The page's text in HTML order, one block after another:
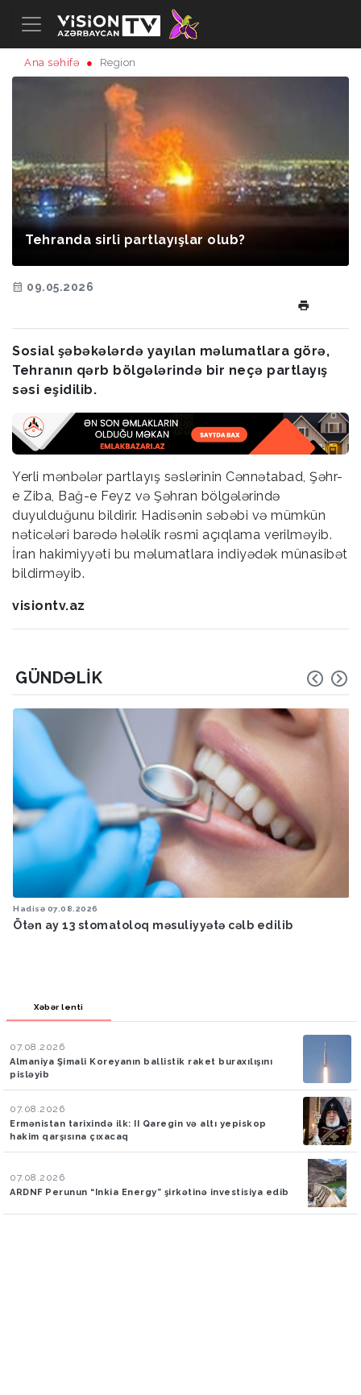
Ana səhifə Region
Tehranda sirli partlayışlar olub?
09.05.2026
Sosial şəbəkələrdə yayılan məlumatlara görə,
Tehranın qərb bölgələrində bir neçə partlayış
səsi eşidilib.
Yerli mənbələr partlayış səslərinin Cənnətabad, Şəhr-
e Ziba, Bağ-e Feyz və Şəhran bölgələrində
duyulduğunu bildirir. Hadisənin səbəbi və mümkün
nəticələri barədə hələlik rəsmi açıqlama verilməyib.
İran hakimiyyəti bu məlumatlara indiyədək münasibət
bildirməyib.
visiontv.az
GÜNDƏLIK
Hadisə 07.08.2026
Ötən ay 13 stomatoloq məsuliyyətə cəlb edilib
Xəbər lenti
07.08.2026
Almaniya Şimali Koreyanın ballistik raket buraxılışını
pisləyib
07.08.2026
Ermənistan tarixində ilk: II Qaregin və altı yepiskop
hakim qarşısına çıxacaq
07.08.2026
ARDNF Perunun “Inkia Energy” şirkətinə investisiya edib